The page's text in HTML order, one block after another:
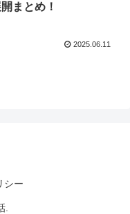
まとめ！
2025.06.11
シー
.